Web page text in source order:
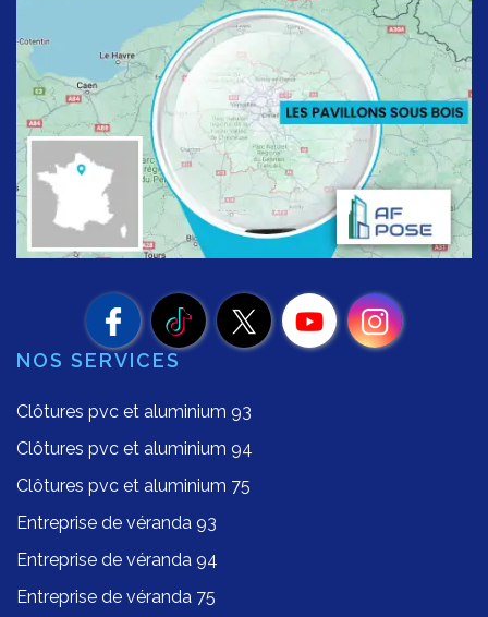
NOS SERVICES
Clôtures pvc et aluminium 93
Clôtures pvc et aluminium 94
Clôtures pvc et aluminium 75
Entreprise de véranda 93
Entreprise de véranda 94
Entreprise de véranda 75